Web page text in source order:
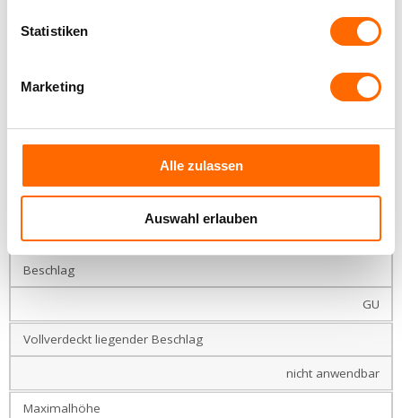
Statistiken
Marketing
Alle zulassen
Auswahl erlauben
24 – 52
73
Andere Rahmenhöhen
Flügelhöhe
115
Beschlag
GU
Vollverdeckt liegender Beschlag
nicht anwendbar
Maximalhöhe